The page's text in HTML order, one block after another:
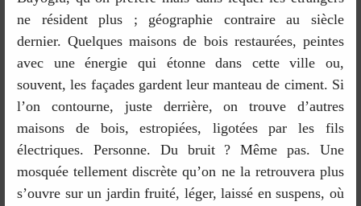
ne résident plus ; géographie contraire au siècle
dernier. Quelques maisons de bois restaurées, peintes
avec une énergie qui étonne dans cette ville ou,
souvent, les façades gardent leur manteau de ciment. Si
l’on contourne, juste derrière, on trouve d’autres
maisons de bois, estropiées, ligotées par les fils
électriques. Personne. Du bruit ? Même pas. Une
mosquée tellement discrète qu’on ne la retrouvera plus
s’ouvre sur un jardin fruité, léger, laissé en suspens, où